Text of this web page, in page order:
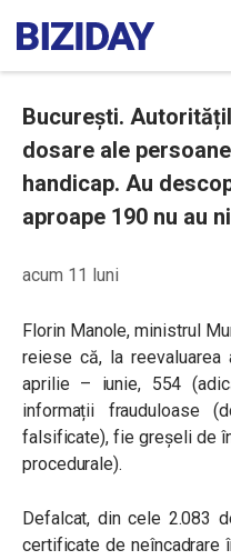
București.
dosare ale
handicap. Au
aproape 190 nu au
acum 11 luni
Florin Manole, ministrul
reiese că, la
aprilie – iunie, 554
informații frauduloase
falsificate), fie greșeli de
procedurale).
Defalcat, din cele 2.083
certificate de neîncadrare